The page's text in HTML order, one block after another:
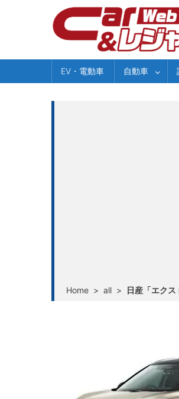
EV・電動車 自動車
Home > all > 日産「エク